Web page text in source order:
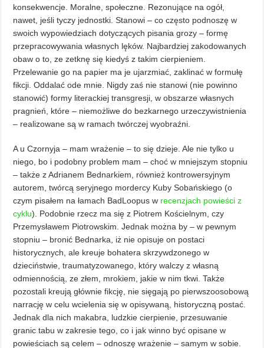
konsekwencje. Moralne, społeczne. Rezonujące na ogół,
nawet, jeśli tyczy jednostki. Stanowi – co często podnoszę w
swoich wypowiedziach dotyczących pisania grozy – formę
przepracowywania własnych lęków. Najbardziej zakodowanych
obaw o to, ze zetknę się kiedyś z takim cierpieniem.
Przelewanie go na papier ma je ujarzmiać, zaklinać w formułę
fikcji. Oddalać ode mnie. Nigdy zaś nie stanowi (nie powinno
stanowić) formy literackiej transgresji, w obszarze własnych
pragnień, które – niemożliwe do bezkarnego urzeczywistnienia
– realizowane są w ramach twórczej wyobraźni.
A u Czornyja – mam wrażenie – to się dzieje. Ale nie tylko u
niego, bo i podobny problem mam – choć w mniejszym stopniu
– także z Adrianem Bednarkiem, również kontrowersyjnym
autorem, twórcą seryjnego mordercy Kuby Sobańskiego (o
czym pisałem na łamach BadLoopus w recenzjach powieści z
cyklu). Podobnie rzecz ma się z Piotrem Kościelnym, czy
Przemysławem Piotrowskim. Jednak można by – w pewnym
stopniu – bronić Bednarka, iż nie opisuje on postaci
historycznych, ale kreuje bohatera skrzywdzonego w
dzieciństwie, traumatyzowanego, który walczy z własną
odmiennością, ze złem, mrokiem, jakie w nim tkwi. Także
pozostali kreują głównie fikcję, nie sięgają po pierwszoosobową
narrację w celu wcielenia się w opisywaną, historyczną postać.
Jednak dla nich makabra, ludzkie cierpienie, przesuwanie
granic tabu w zakresie tego, co i jak winno być opisane w
powieściach są celem – odnoszę wrażenie – samym w sobie.